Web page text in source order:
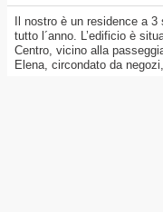
Il nostro è un residence a
tutto l´anno. L’edificio è
Centro, vicino alla
Elena, circondato da